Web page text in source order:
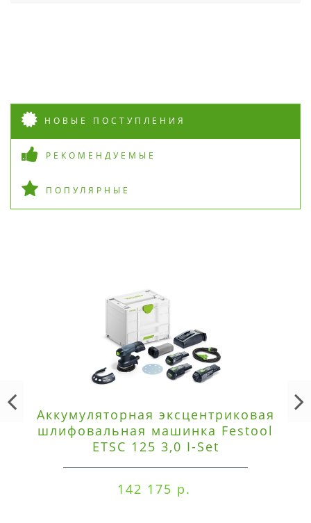
НОВЫЕ ПОСТУПЛЕНИЯ
РЕКОМЕНДУЕМЫЕ
ПОПУЛЯРНЫЕ
Аккумуляторная эксцентриковая
шлифовальная машинка Festool
ETSC 125 3,0 I-Set
142 175 р.